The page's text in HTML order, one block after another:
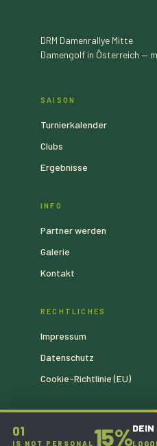
DRM Damenrallye Mitte
Damengolf in Österreich —
SAISON
Turnierkalender
Clubs
Ergebnisse
INFO
Partner werden
Galerie
Kontakt
RECHTLICHES
Impressum
Datenschutz
Cookie-Richtlinie (EU)
01
IS NOT PERSONAL 15%DEIN